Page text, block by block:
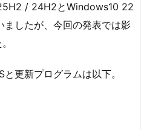
/ 24H2とWindows10 22
したが、今回の発表では影
更新プログラムは以下。